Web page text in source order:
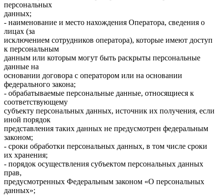
персональных
данных;
- наименование и место нахождения Оператора, сведения о
лицах (за
исключением сотрудников оператора), которые имеют доступ
к персональным
данным или которым могут быть раскрыты персональные
данные на
основании договора с оператором или на основании
федерального закона;
- обрабатываемые персональные данные, относящиеся к
соответствующему
субъекту персональных данных, источник их получения, если
иной порядок
представления таких данных не предусмотрен федеральным
законом;
- сроки обработки персональных данных, в том числе сроки
их хранения;
- порядок осуществления субъектом персональных данных
прав,
предусмотренных Федеральным законом «О персональных
данных»;